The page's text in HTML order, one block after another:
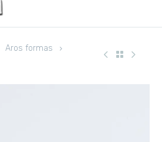
Aros formas